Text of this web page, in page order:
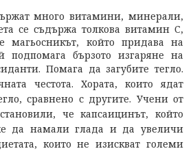
много витамини, минерали,
се съдържа толкова витамин С,
магьосникът, който придава на
бързото изгаряне на
. Помага да загубите тегло.
честота. Хората, които ядат
сравнено с другите. Учени от
че капсаицинът, който
да намали глада и да увеличи
които не изискват големи